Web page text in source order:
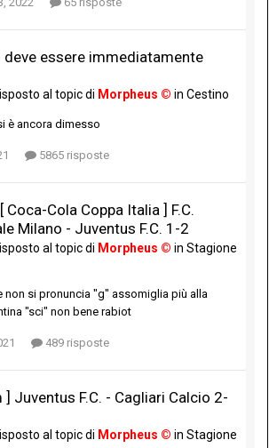
deve essere immediatamente
al topic di Morpheus © in Cestino
è ancora dimesso
5865 risposte
[ Coca-Cola Coppa Italia ] F.C.
Milano - Juventus F.C. 1-2
al topic di Morpheus © in Stagione
non si pronuncia "g" assomiglia più alla
"sci" non bene rabiot
489 risposte
] Juventus F.C. - Cagliari Calcio 2-
al topic di Morpheus © in Stagione